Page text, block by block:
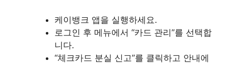
케이뱅크 앱을 실행하세요.
로그인 후 메뉴에서 “카드 관리”를 선택합
니다.
“체크카드 분실 신고”를 클릭하고 안내에